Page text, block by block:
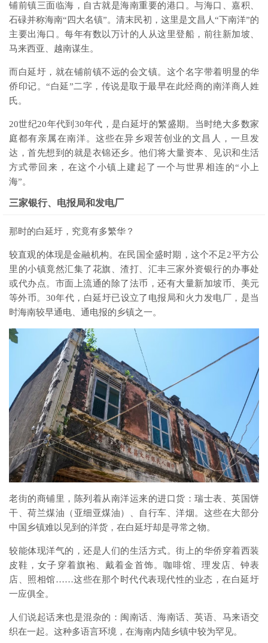
铺前镇三面临海，自古就是海南重要的港口。与海口、嘉积、
石碌并称海南“四大名镇”。清末民初，这里是文昌人“下南洋”的
主要出海口。每年有数以万计的人从这里登船，前往新加坡、
马来西亚、越南谋生。
而白延圩，就在铺前镇不远的会文镇。这个名字带着明显的华
侨印记。“白延”二字，传说是取于最早在此经商的南洋商人姓
氏。
20世纪20年代到30年代，是白延圩的繁盛期。当时绝大多数家
庭都有亲属在南洋。这些在异乡艰苦创业的文昌人，一旦发
达，首先想到的就是衣锦还乡。他们将大量资本、见识和生活
方式带回来，在这个小镇上建起了一个与世界相连的“小上
海”。
三家银行、电报局和发电厂
那时的白延圩，究竟有多繁华？
较直观的体现是金融机构。在民国全盛时期，这个不足2平方公
里的小镇竟然汇集了花旗、渣打、汇丰三家外资银行的办事处
或代办点。市面上流通的除了法币，还有大量新加坡币、美元
等外币。30年代，白延圩已设立了电报局和火力发电厂，是当
时海南较早通电、通电报的乡镇之一。
老街的商铺里，陈列着从南洋运来的进口货：瑞士表、英国饼
干、荷兰煤油（亚细亚煤油）、自行车、洋烟。这些在大部分
中国乡镇难以见到的洋货，在白延圩却是寻常之物。
较能体现洋气的，还是人们的生活方式。街上的华侨穿着西装
皮鞋，女子穿着旗袍、戴着金首饰。咖啡馆、理发店、钟表
店、照相馆……这些在那个时代代表现代性的业态，在白延圩
一应俱全。
人们说起话来也是混杂的：闽南话、海南话、英语、马来语交
织在一起。这种多语言环境，在海南内陆乡镇中较为罕见。